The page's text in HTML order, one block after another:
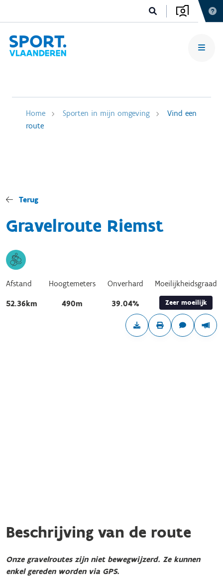
Home Sporten in mijn omgeving
Vind een
route
Terug
Gravelroute Riemst
Afstand
52.36km
Hoogtemeters
490m
Onverhard
39.04%
Moeilijkheidsgraad
Zeer moeilijk
Beschrijving van de route
Onze gravelroutes zijn niet bewegwijzerd. Ze kunnen
enkel gereden worden via GPS.